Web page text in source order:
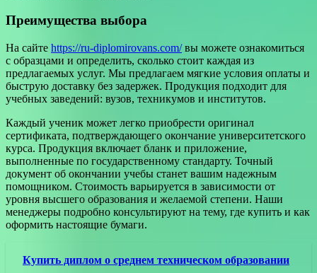
Преимущества выбора
На сайте https://ru-diplomirovans.com/вы можете ознакомиться
с образцами и определить, сколько стоит каждая из
предлагаемых услуг. Мы предлагаем мягкие условия оплаты и
быструю доставку без задержек. Продукция подходит для
учебных заведений: вузов, техникумов и институтов.
Каждый ученик может легко приобрести оригинал
сертификата, подтверждающего окончание университетского
курса. Продукция включает бланк и приложение,
выполненные по государственному стандарту. Точный
документ об окончании учебы станет вашим надежным
помощником. Стоимость варьируется в зависимости от
уровня высшего образования и желаемой степени. Наши
менеджеры подробно консультируют на тему, где купить и как
оформить настоящие бумаги.
Купить диплом о среднем техническом образовании